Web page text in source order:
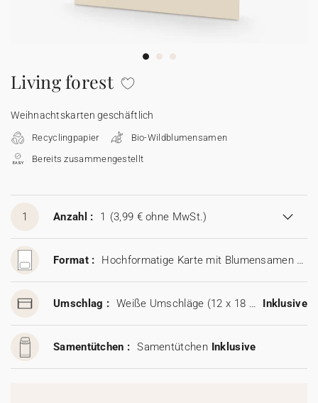
Aufkleber
Living forest
Weihnachtskarten geschäftlich
Recyclingpapier
Bio-Wildblumensamen
Bereits zusammengestellt
1 Anzahl : 1 (3,99 € ohne MwSt.)
Format : Hochformatige Karte mit Blumensamen (11,5 x 17 cm)
Umschlag : Weiße Umschläge (12 x 18 cm) Inklusive
Samentütchen : Samentütchen Inklusive